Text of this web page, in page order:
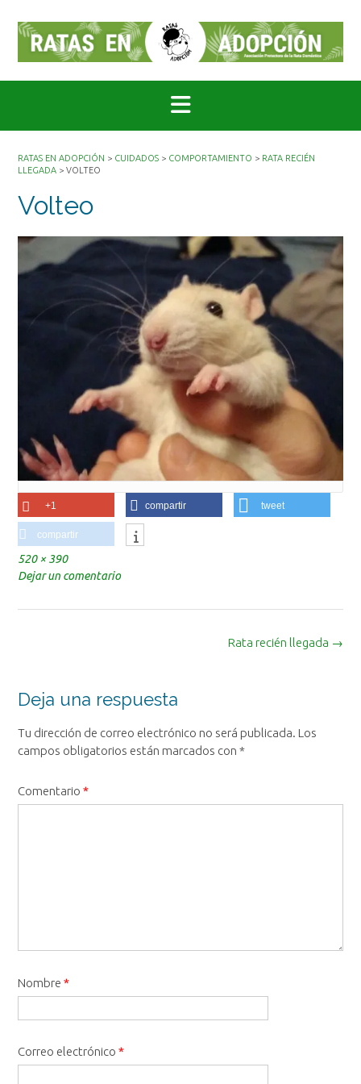
contenido
RATAS EN ADOPCIÓN > CUIDADOS > COMPORTAMIENTO > RATA RECIÉN
LLEGADA > VOLTEO
Volteo
+1 compartir tweet
compartir
Tamaño
completo
520 × 390
Dejar un comentario
entrada
Rata recién llegada →
Deja una respuesta
Tu dirección de correo electrónico no será publicada. Los
campos obligatorios están marcados con *
Comentario *
Nombre *
Correo electrónico *